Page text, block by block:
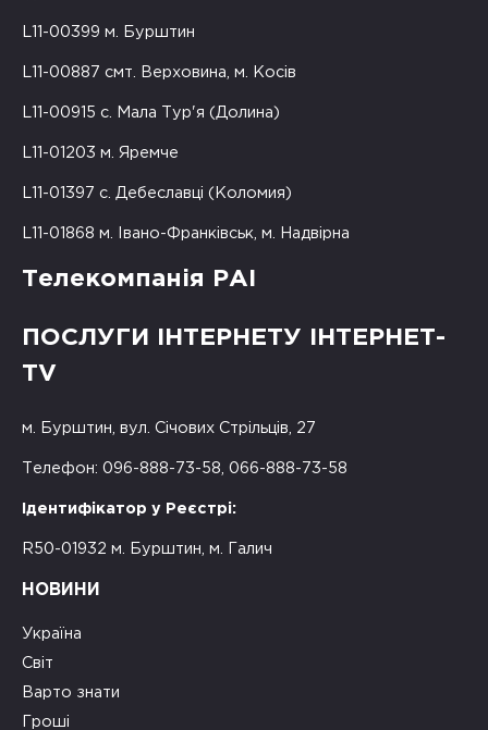
L11-00399 м. Бурштин
L11-00887 смт. Верховина, м. Косів
L11-00915 с. Мала Тур'я (Долина)
L11-01203 м. Яремче
L11-01397 с. Дебеславці (Коломия)
L11-01868 м. Івано-Франківськ, м. Надвірна
Телекомпанія РАІ
ПОСЛУГИ ІНТЕРНЕТУ ІНТЕРНЕТ-
TV
м. Бурштин, вул. Січових Стрільців, 27
Телефон: 096-888-73-58, 066-888-73-58
Ідентифікатор у Реєстрі:
R50-01932 м. Бурштин, м. Галич
НОВИНИ
Україна
Світ
Варто знати
Гроші